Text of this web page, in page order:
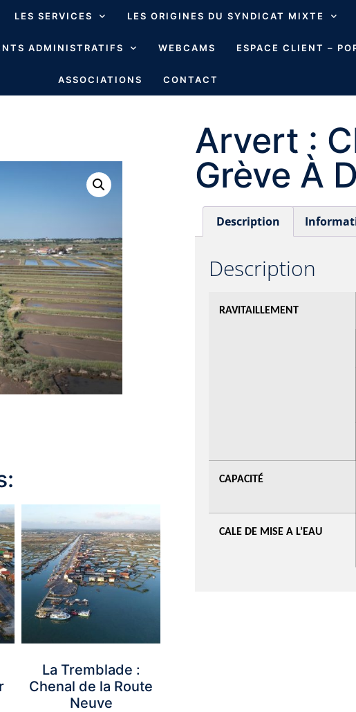
LES SERVICES LES ORIGINES DU SYNDICAT MIXTE
ADMINISTRATIFS WEBCAMS ESPACE CLIENT –
ASSOCIATIONS CONTACT
La Tremblade :
Chenal de la Route
Neuve
Arvert :
Grève À
Description
Description
RAVITAILLEMENT
CAPACITÉ
CALE DE MISE A L’EAU